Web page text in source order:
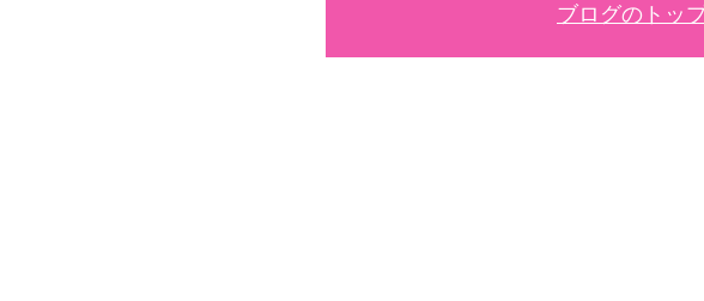
ブログのトッ